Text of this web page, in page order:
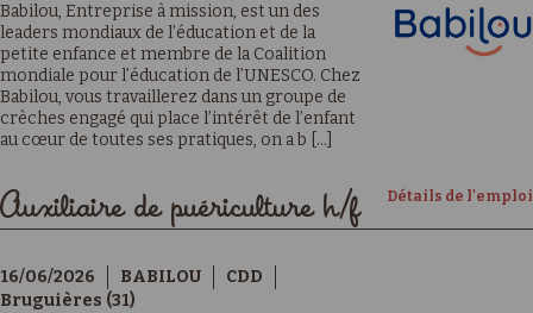
Babilou, Entreprise à mission, est un des
leaders mondiaux de l’éducation et de la
petite enfance et membre de la Coalition
mondiale pour l’éducation de l’UNESCO. Chez
Babilou, vous travaillerez dans un groupe de
crèches engagé qui place l’intérêt de l’enfant
au cœur de toutes ses pratiques, on a b [...]
Détails de l'emploi
Auxiliaire de puériculture h/f
16/06/2026 BABILOU
CDD
Bruguières (31)